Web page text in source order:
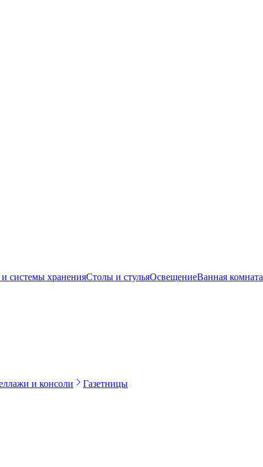
системы храненияСтолы и стульяОсвещениеВанная комната
и консоли Газетницы